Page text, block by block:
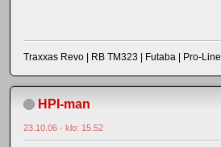
Traxxas Revo | RB TM323 | Futaba | Pro-Line
HPI-man
23.10.06 - klo: 15.52